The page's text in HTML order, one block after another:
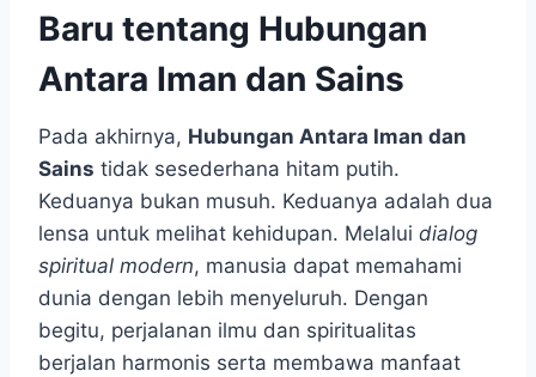
Baru tentang Hubungan
Antara Iman dan Sains
Pada akhirnya, Hubungan Antara Iman dan
Sains tidak sesederhana hitam putih.
Keduanya bukan musuh. Keduanya adalah dua
lensa untuk melihat kehidupan. Melalui dialog
spiritual modern, manusia dapat memahami
dunia dengan lebih menyeluruh. Dengan
begitu, perjalanan ilmu dan spiritualitas
berjalan harmonis serta membawa manfaat